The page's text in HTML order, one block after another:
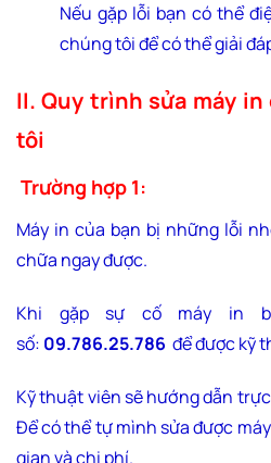
Nếu gặp lỗi bạn có thể
chúng tôi để có thể giải
II. Quy trình sửa máy
tôi
Trường hợp 1:
Máy in của bạn bị những lỗi
chữa ngay được.
Khi gặp sự cố máy in
số: 09.786.25.786 để được kỹ
Kỹ thuật viên sẽ hướng dẫn
Để có thể tự mình sửa được
gian và chi phí.